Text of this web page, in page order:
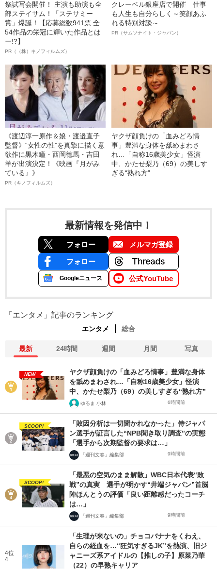
祭試写会開催！ 主演も助演も全
部ステイサム！「ステサミー
賞」爆誕！【応募総数941票 全
54作品の栄冠に輝いた作品とは
ー!?】
PR（（株）キノフィルムズ）
クレーベル銀座店で開催 仕事
も人生も自分らしく～笑顔あふ
れる特別対談～
PR（サムソナイト・ジャパン）
《渡辺淳一原作＆娘・渡邉直子
監督》“女性の性”を真摯に描く意
欲作に黒木瞳・西岡德馬・吉田
羊が出演決定！《映画『月がみ
ている』》
PR（キノフィルムズ）
ヤクザ顔負けの「血みどろ情
事」豊満な身体を舐めまわさ
れ…「自称16歳美少女」怪演
中、かたせ梨乃（69）の美しす
ぎる“熟れ方”
最新情報を発信中！
フォロー メルマガ登録
フォロー
Googleニュース 公式YouTube
「エンタメ」記事のランキング
エンタメ 総合
最新 24時間 週間 月間 写真
NEW
ヤクザ顔負けの「血みどろ情事」豊満な身体
を舐めまわされ…「自称16歳美少女」怪演
中、かたせ梨乃（69）の美しすぎる“熟れ方”
ゆるま 小林 6時間前
SCOOP!
「敗因分析は一切聞かれなかった」侍ジャパ
ン選手が証言した“NPB聞き取り調査”の実態
「選手から次期監督の要求は…」
「週刊文春」編集部 9時間前
SCOOP!
「最悪の空気のまま解散」WBC日本代表“敗
戦”の真実 選手が明かす“井端ジャパン”首脳
陣ほんとうの評価「良い距離感だったコーチ
は…」
「週刊文春」編集部 9時間前
4位
4
「生理が来ないの」チョコバナナをくわえ、
自らの経血を…“狂気すぎるJK”を熱演、旧ジ
ャニーズ系アイドルの【推しの子】原菜乃華
（22）の早熟キャリア